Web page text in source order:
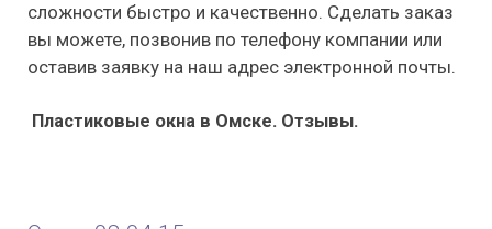
сложности быстро и качественно. Сделать заказ
вы можете, позвонив по телефону компании или
оставив заявку на наш адрес электронной почты.
Пластиковые окна в Омске. Отзывы.